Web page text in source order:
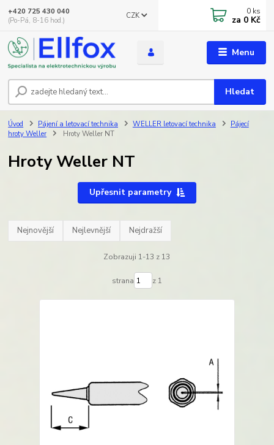
Menu
CZK
Hledat
+420 725 430 040
(Po-Pá, 8-16 hod.)
0 ks
za 0 Kč
Úvod Pájení a letovací technika WELLER letovací technika
Pájecí
hroty Weller
Hroty Weller NT
Hroty Weller NT
Upřesnit parametry
Nejnovější Nejlevnější Nejdražší
Zobrazuji 1-13 z 13
strana z 1